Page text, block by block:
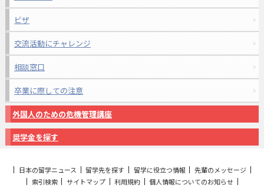
ビザ
交流活動にチャレンジ
相談窓口
卒業に際しての注意
外国人のための危機管理講座
奨学金を探す
日本の留学ニュース 留学先を探す 留学に役立つ情報
先輩のメッセージ
索引検索
サイトマップ 利用規約
個人情報についてのお知らせ